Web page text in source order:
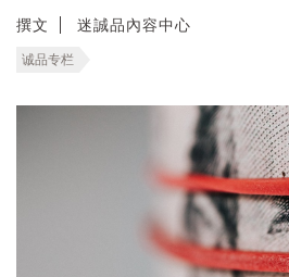
撰文 迷誠品內容中心
诚品专栏